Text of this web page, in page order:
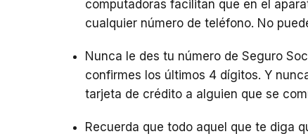
computadoras facilitan que en el
cualquier número de teléfono. No
Nunca le des tu número de Seguro
confirmes los últimos 4 dígitos. Y
tarjeta de crédito a alguien que se
Recuerda que todo aquel que te diga